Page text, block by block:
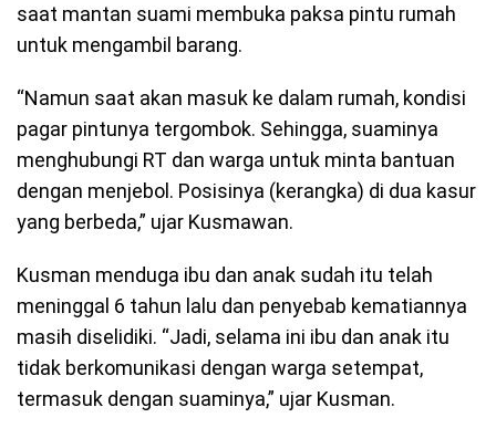
saat mantan suami membuka paksa pintu rumah
untuk mengambil barang.
“Namun saat akan masuk ke dalam rumah, kondisi
pagar pintunya tergombok. Sehingga, suaminya
menghubungi RT dan warga untuk minta bantuan
dengan menjebol. Posisinya (kerangka) di dua kasur
yang berbeda,” ujar Kusmawan.
Kusman menduga ibu dan anak sudah itu telah
meninggal 6 tahun lalu dan penyebab kematiannya
masih diselidiki. “Jadi, selama ini ibu dan anak itu
tidak berkomunikasi dengan warga setempat,
termasuk dengan suaminya,” ujar Kusman.